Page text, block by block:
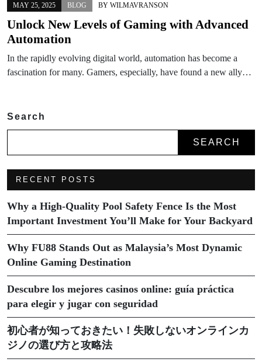
MAY 25, 2025 BLOG BY WILMAVRANSON
Unlock New Levels of Gaming with Advanced
Automation
In the rapidly evolving digital world, automation has become a
fascination for many. Gamers, especially, have found a new ally…
Search
SEARCH
RECENT POSTS
Why a High-Quality Pool Safety Fence Is the Most
Important Investment You’ll Make for Your Backyard
Why FU88 Stands Out as Malaysia’s Most Dynamic
Online Gaming Destination
Descubre los mejores casinos online: guía práctica
para elegir y jugar con seguridad
初心者が知っておきたい！失敗しないオンラインカ
ジノの選び方と攻略法